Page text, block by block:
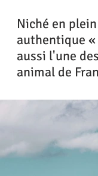
Niché en
authentique
aussi l'une
animal de